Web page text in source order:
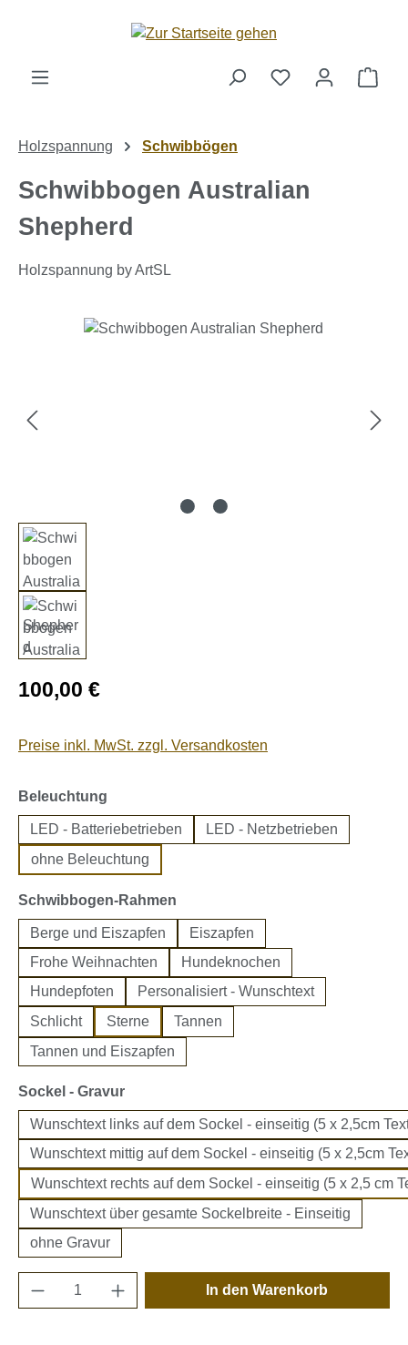
Zum Hauptinhalt springen
Holzspannung Schwibbögen
Schwibbogen Australian
Shepherd
Holzspannung by ArtSL
Bildergalerie überspringen
Regulärer Preis:
100,00 €
Preise inkl. MwSt. zzgl. Versandkosten
Beleuchtung
LED - Batteriebetrieben
LED - Netzbetrieben
ohne Beleuchtung
Schwibbogen-Rahmen
Berge und Eiszapfen
Eiszapfen
Frohe Weihnachten
Hundeknochen
Hundepfoten
Personalisiert - Wunschtext
Schlicht
Sterne
Tannen
Tannen und Eiszapfen
Sockel - Gravurauswählen
Wunschtext links auf dem Sockel - einseitig (5 x 2,5cm
Wunschtext mittig auf dem Sockel - einseitig (5 x 2,5cm
Wunschtext rechts auf dem Sockel - einseitig (5 x 2,5 cm
Wunschtext über gesamte Sockelbreite - Einseitig
ohne Gravur
Produkt Anzahl: Gib den gewünschten
In den Warenkorb